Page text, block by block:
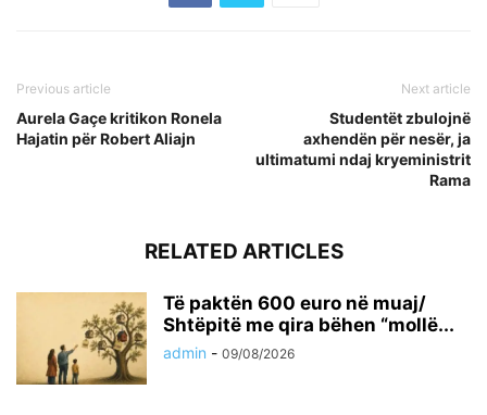
Previous article
Aurela Gaçe kritikon Ronela
Hajatin për Robert Aliajn
Next article
Studentët zbulojnë
axhendën për nesër, ja
ultimatumi ndaj kryeministrit
Rama
RELATED ARTICLES
Të paktën 600 euro në muaj/
Shtëpitë me qira bëhen “mollë...
admin - 09/08/2026